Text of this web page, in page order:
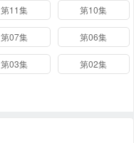
第11集 第10集
第07集 第06集
第03集 第02集